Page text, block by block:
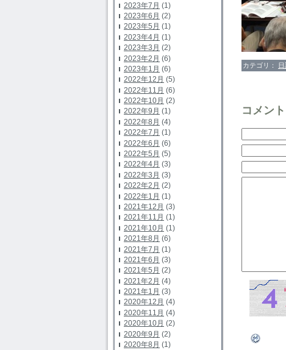
2023年7月 (1)
2023年6月 (2)
2023年5月 (1)
2023年4月 (1)
2023年3月 (2)
2023年2月 (6)
2023年1月 (6)
2022年12月 (5)
2022年11月 (6)
2022年10月 (2)
2022年9月 (1)
2022年8月 (4)
2022年7月 (1)
2022年6月 (6)
2022年5月 (5)
2022年4月 (3)
2022年3月 (3)
2022年2月 (2)
2022年1月 (1)
2021年12月 (3)
2021年11月 (1)
2021年10月 (1)
2021年8月 (6)
2021年7月 (1)
2021年6月 (3)
2021年5月 (2)
2021年2月 (4)
2021年1月 (3)
2020年12月 (4)
2020年11月 (4)
2020年10月 (2)
2020年9月 (2)
2020年8月 (1)
カテゴリ：
コメン